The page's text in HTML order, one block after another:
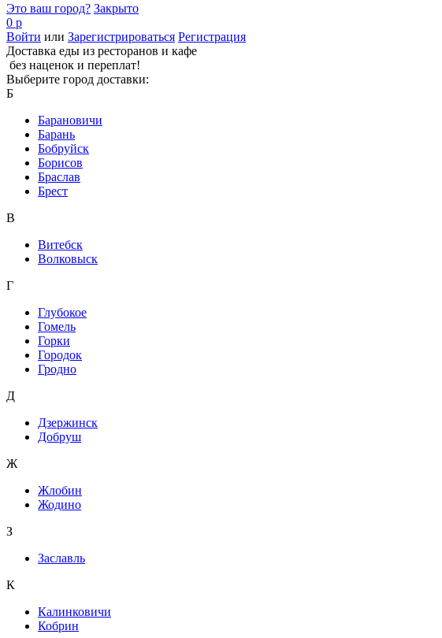
Это ваш город? Закрыто
0 р
Войти или Зарегистрироваться Регистрация
Доставка еды из ресторанов и кафе
без наценок и переплат!
Выберите город доставки:
Б
Барановичи
Барань
Бобруйск
Борисов
Браслав
Брест
В
Витебск
Волковыск
Г
Глубокое
Гомель
Горки
Городок
Гродно
Д
Дзержинск
Добруш
Ж
Жлобин
Жодино
З
Заславль
К
Калинковичи
Кобрин